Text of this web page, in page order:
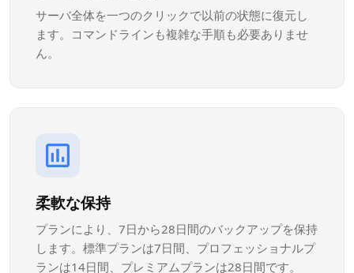
サーバ全体を一つのクリックで以前の状態に復元し
ます。コマンドラインも複雑な手順も必要ありませ
ん。
柔軟な保持
プランにより、7日から28日間のバックアップを保持
します。標準プランは7日間、プロフェッショナルプ
ランは14日間、プレミアムプランは28日間です。